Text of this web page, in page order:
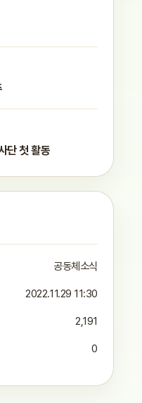
단 첫 활동
공동체소식
2022.11.29 11:30
2,191
0